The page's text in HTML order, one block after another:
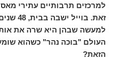
למרכזים תרבותיים עתירי
זאת.
למעשה שבהן היא שרה את
העולם "בוכה נהר" כשהוא
הזאת?